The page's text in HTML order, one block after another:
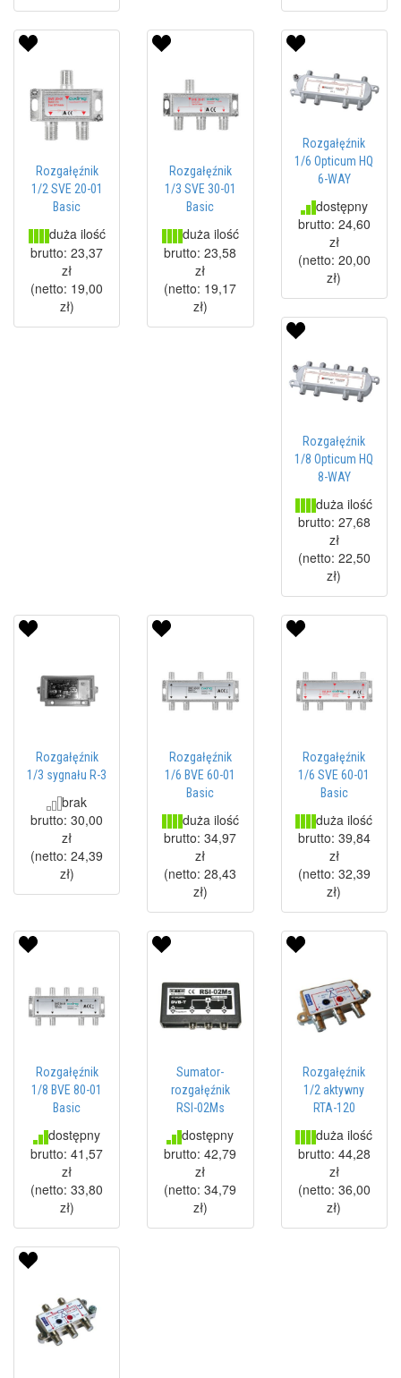
Rozgałęźnik
1/2 SVE 20-01
Basic
duża ilość
brutto:23,37
zł
(netto: 19,00
zł)
Rozgałęźnik
1/3 SVE 30-01
Basic
duża ilość
brutto:23,58
zł
(netto: 19,17
zł)
Rozgałęźnik
1/6 Opticum HQ
6-WAY
dostępny
brutto: 24,60
zł
(netto: 20,00
zł)
Rozgałęźnik
1/8 Opticum HQ
8-WAY
duża ilość
brutto: 27,68
zł
(netto: 22,50
zł)
Rozgałęźnik
1/3 sygnału R-3
brak
brutto:30,00
zł
(netto:24,39
zł)
Rozgałęźnik
1/6 BVE 60-01
Basic
duża ilość
brutto:34,97
zł
(netto:28,43
zł)
Rozgałęźnik
1/6 SVE 60-01
Basic
duża ilość
brutto: 39,84
zł
(netto: 32,39
zł)
Rozgałęźnik
1/8 BVE 80-01
Basic
dostępny
brutto:41,57
zł
(netto:33,80
zł)
Sumator-
rozgałęźnik
RSI-02Ms
dostępny
brutto:42,79
zł
(netto:34,79
zł)
Rozgałęźnik
1/2 aktywny
RTA-120
duża ilość
brutto: 44,28
zł
(netto: 36,00
zł)